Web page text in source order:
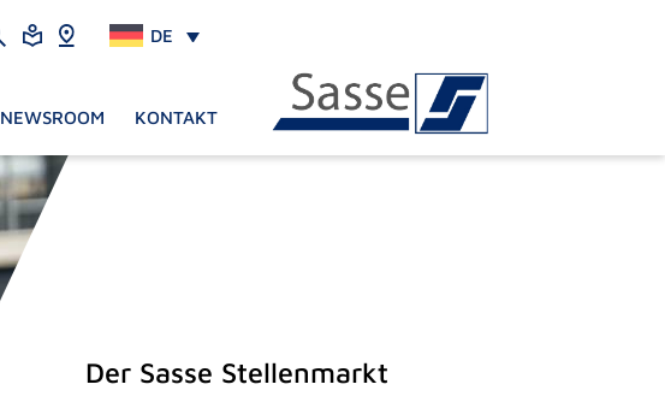
DE
NEWSROOM KONTAKT
Der Sasse Stellenmarkt